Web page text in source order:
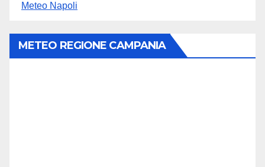
Meteo Napoli
METEO REGIONE CAMPANIA